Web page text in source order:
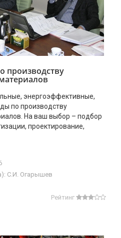
производству
энергоэффективные,
по производству
На ваш выбор – подбор
проектирование,
С.И. Огарышев
Рейтинг